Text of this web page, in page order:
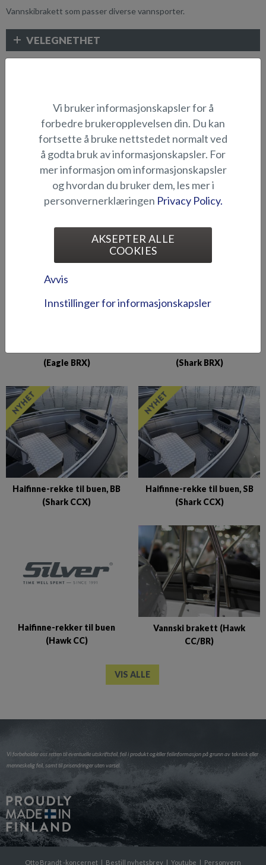
Vannskibrakett som passer diverse vannsporter.
VELEGNETHET
(Eagle BRX)
(Shark BRX)
Haifinne-rekke til buen, BB
(Shark CCX)
Haifinne-rekke til buen, SB
(Shark CCX)
Haifinne-rekker til buen
(Hawk CC)
Vannski brakett (Hawk
CC/BR)
VIS ALLE
Vi forbeholder oss retten til eventuelle utskriftsfeil, feil i produkt og/eller feilinformasjon på grunn av teknisk eller
menneskelig feil, samt til prisendringer uten varsel.
Otto Brandt -koncernet | Bestill nyhetsbrev | Youtube | Personvern
Vi bruker informasjonskapsler for å
forbedre brukeropplevelsen din. Du kan
fortsette å bruke nettstedet normalt ved
å godta bruk av informasjonskapsler. For
mer informasjon om informasjonskapsler
og hvordan du bruker dem, les mer i
personvernerklæringen Privacy Policy.
AKSEPTER ALLE
COOKIES
Avvis
Innstillinger for informasjonskapsler